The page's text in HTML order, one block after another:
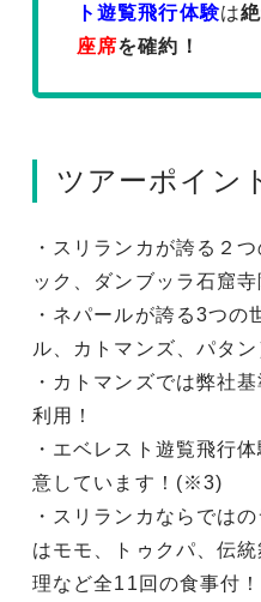
ト遊覧飛行体験は
座席を確約！
ツアーポイン
・スリランカが誇る２
ック、ダンブッラ石窟寺
・ネパールが誇る3つの
ル、カトマンズ、パタン
・カトマンズでは弊社
利用！
・エベレスト遊覧飛行
意しています！(※3)
・スリランカならでは
はモモ、トゥクパ、伝
理など全11回の食事付！